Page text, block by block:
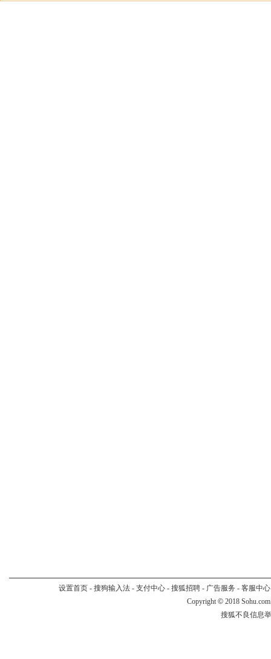
设置首页- 搜狗输入法- 支付中心- 搜狐招聘- 广告服务 - 客服中心
Copyright © 2018
搜狐不良信息